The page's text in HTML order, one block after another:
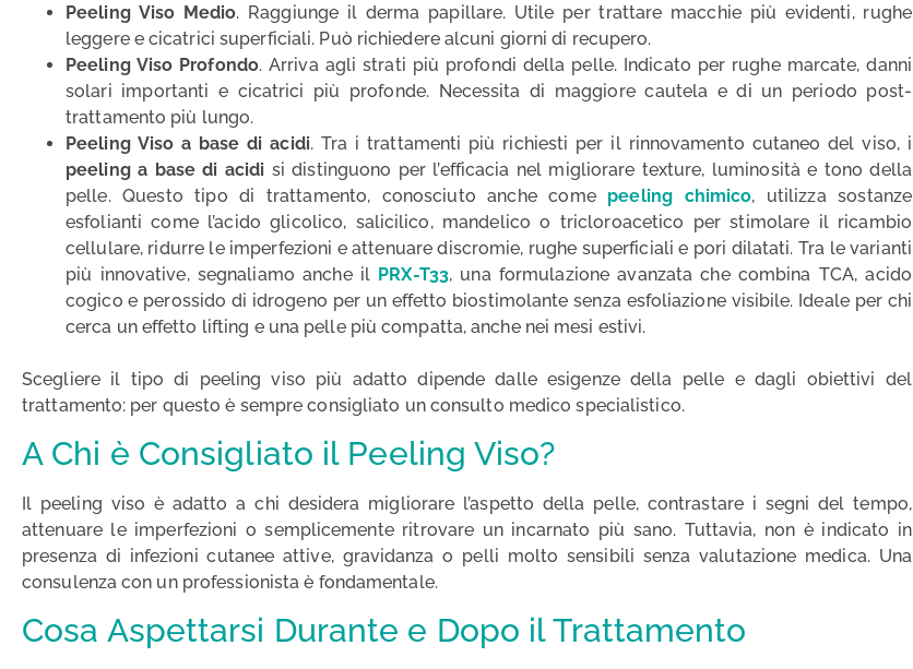
Peeling Viso Medio. Raggiunge il derma papillare. Utile per trattare macchie più evidenti, rughe
leggere e cicatrici superficiali. Può richiedere alcuni giorni di recupero.
Peeling Viso Profondo. Arriva agli strati più profondi della pelle. Indicato per rughe marcate, danni
solari importanti e cicatrici più profonde. Necessita di maggiore cautela e di un periodo post-
trattamento più lungo.
Peeling Viso a base di acidi. Tra i trattamenti più richiesti per il rinnovamento cutaneo del viso, i
peeling a base di acidi si distinguono per l’efficacia nel migliorare texture, luminosità e tono della
pelle. Questo tipo di trattamento, conosciuto anche come peeling chimico, utilizza sostanze
esfolianti come l’acido glicolico, salicilico, mandelico o tricloroacetico per stimolare il ricambio
cellulare, ridurre le imperfezioni e attenuare discromie, rughe superficiali e pori dilatati. Tra le varianti
più innovative, segnaliamo anche il PRX-T33, una formulazione avanzata che combina TCA, acido
cogico e perossido di idrogeno per un effetto biostimolante senza esfoliazione visibile. Ideale per chi
cerca un effetto lifting e una pelle più compatta, anche nei mesi estivi.
Scegliere il tipo di peeling viso più adatto dipende dalle esigenze della pelle e dagli obiettivi del
trattamento: per questo è sempre consigliato un consulto medico specialistico.
A Chi è Consigliato il Peeling Viso?
Il peeling viso è adatto a chi desidera migliorare l’aspetto della pelle, contrastare i segni del tempo,
attenuare le imperfezioni o semplicemente ritrovare un incarnato più sano. Tuttavia, non è indicato in
presenza di infezioni cutanee attive, gravidanza o pelli molto sensibili senza valutazione medica. Una
consulenza con un professionista è fondamentale.
Cosa Aspettarsi Durante e Dopo il Trattamento